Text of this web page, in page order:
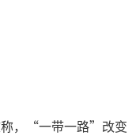
称，“一带一路”改变